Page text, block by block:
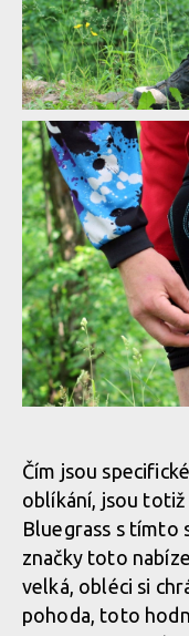
Čím jsou
oblíkání, jsou totiž
Bluegrass s tímto
značky toto
velká, obléci si
pohoda, toto